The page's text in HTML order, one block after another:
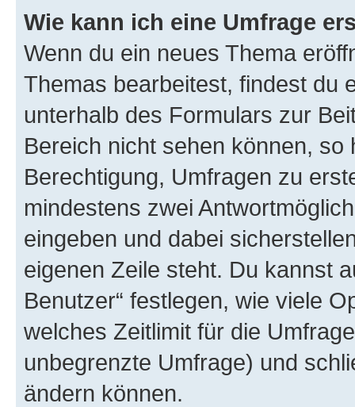
Wie kann ich eine Umfrage
Wenn du ein neues Thema
Themas bearbeitest, findest du
unterhalb des Formulars zur
Bereich nicht sehen können,
Berechtigung, Umfragen zu
mindestens zwei
eingeben und dabei
eigenen Zeile steht. Du kannst
Benutzer“ festlegen, wie viele
welches Zeitlimit für die
unbegrenzte Umfrage) und
ändern können.